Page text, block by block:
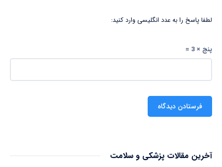
لطفا پاسخ را به عدد انگلیسی وارد کنید:
پنج × 3 =
آخرین مقالات پزشکی و سلامت